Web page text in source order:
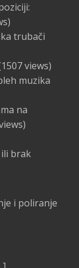
trubači
views)
muzika
na
brak
i poliranje